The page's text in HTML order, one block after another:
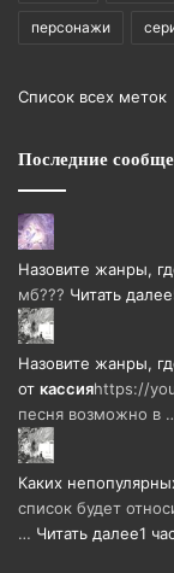
персонажи
Список всех меток
Последние
Назовите жанры,
мб??? Читать далее
Назовите жанры,
от кассияhttps://
песня возможно в
Каких
список будет
… Читать далее1